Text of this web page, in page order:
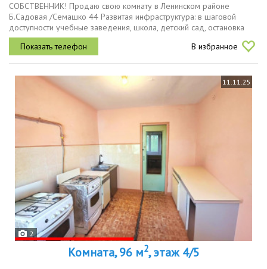
СОБСТВЕННИК! Продаю свою комнату в Ленинском районе
Б.Садовая /Семашко 44 Развитая инфраструктура: в шаговой
доступности учебные заведения, школа, детский сад, остановка
общественного транспорта в любой конец города. Крепкий
кирпичный...
В избранное
11.11.25
2
Комната, 96 м2, этаж 4/5